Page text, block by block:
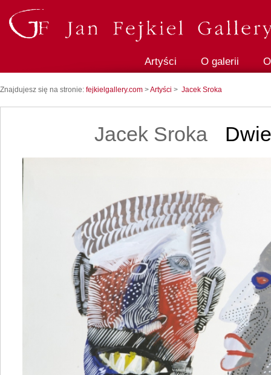
Artyści O galerii
Znajdujesz się na stronie: fejkielgallery.com >Artyści > Jacek Sroka
Jacek Sroka